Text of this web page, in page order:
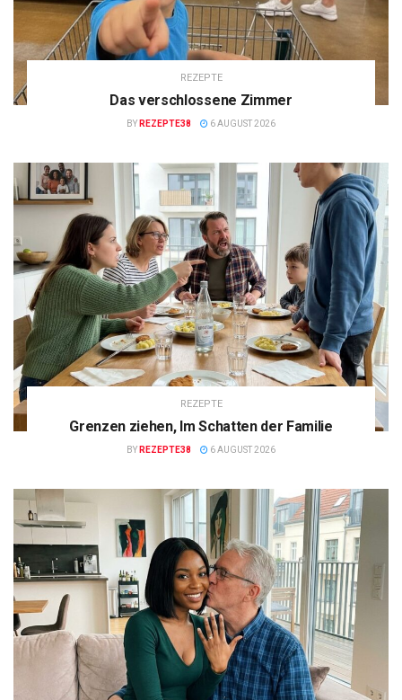
REZEPTE
Das verschlossene Zimmer
BY REZEPTE38 6 AUGUST 2026
REZEPTE
Grenzen ziehen, Im Schatten der Familie
BY REZEPTE38 6 AUGUST 2026